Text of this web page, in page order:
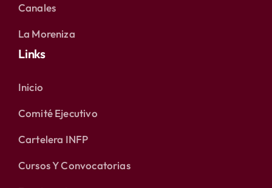
Canales
La Moreniza
Links
Inicio
Comité Ejecutivo
Cartelera INFP
Cursos Y Convocatorias